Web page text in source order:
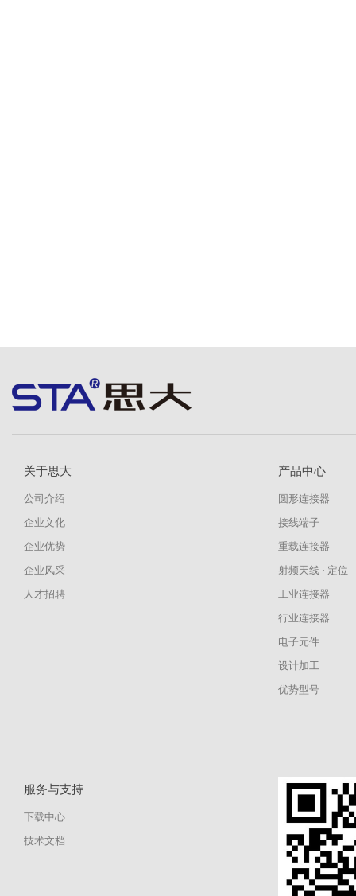
关于思大
公司介绍
企业文化
企业优势
企业风采
人才招聘
产品中心
圆形连接器
接线端子
重载连接器
射频天线 · 定位
工业连接器
行业连接器
电子元件
设计加工
优势型号
服务与支持
下载中心
技术文档